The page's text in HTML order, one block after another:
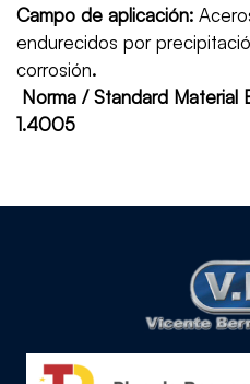
Campo de aplicación:
endurecidos por
corrosión.
Norma / Standard Material
1.4005